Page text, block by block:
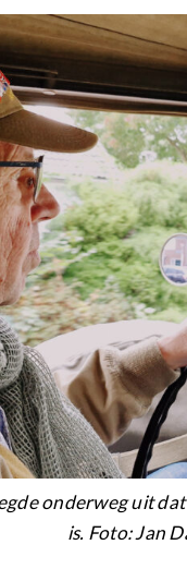
onderweg uit
is. Foto: Jan